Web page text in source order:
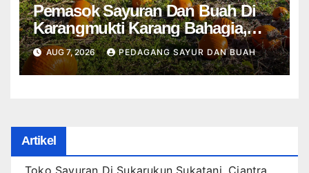
Pemasok Sayuran Dan Buah Di
Karangmukti Karang Bahagia,
Cikarang Kota Cikarang Utara
Bekasi
AUG 7, 2026 PEDAGANG SAYUR DAN BUAH
Artikel
Toko Sayuran Di Sukarukun Sukatani, Ciantra